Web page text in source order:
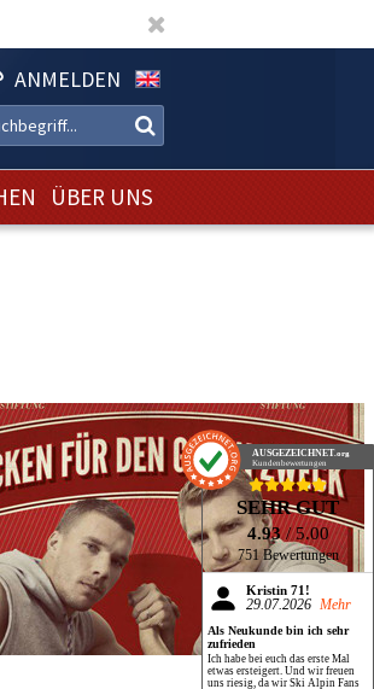
ANMELDEN
ÜBER UNS
AUSGEZEICHNET.org
Kundenbewertungen
SEHR GUT
4.93/ 5.00
751 Bewertungen
Kristin 71!
29.07.2026 Mehr
Als Neukunde bin ich sehr
zufrieden
Ich habe bei euch das erste Mal
etwas ersteigert. Und wir freuen
uns riesig, da wir Ski Alpin Fans